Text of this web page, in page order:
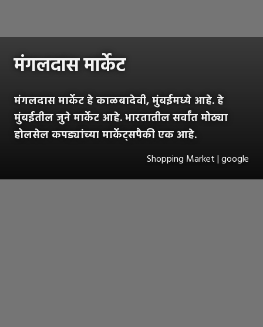
मंगलदास मार्केट
मंगलदास मार्केट हे काळबादेवी, मुंबईमध्ये आहे. हे
मुंबईतील जुने मार्केट आहे. भारतातील सर्वांत मोठ्या
होलसेल कपड्यांच्या मार्केट्सपैकी एक आहे.
Shopping Market | google